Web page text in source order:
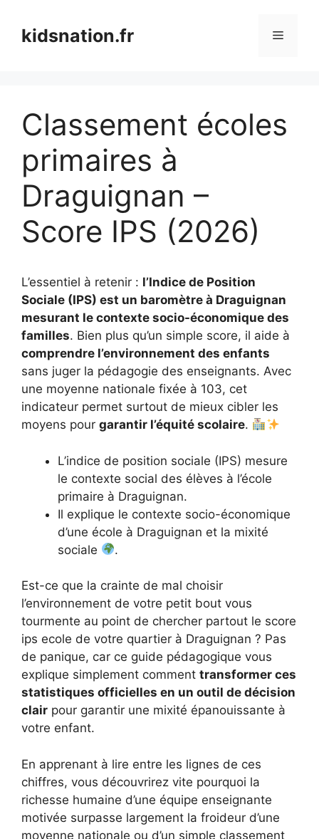
contenukidsnation.fr Menu
Classement écoles
primaires à
Draguignan –
Score IPS (2026)
L’essentiel à retenir : l’Indice de Position
Sociale (IPS) est un baromètre à Draguignan
mesurant le contexte socio-économique des
familles. Bien plus qu’un simple score, il aide à
comprendre l’environnement des enfants
sans juger la pédagogie des enseignants. Avec
une moyenne nationale fixée à 103, cet
indicateur permet surtout de mieux cibler les
moyens pour garantir l’équité scolaire.
L’indice de position sociale (IPS) mesure
le contexte social des élèves à l’école
primaire à Draguignan.
Il explique le contexte socio-économique
d’une école à Draguignan et la mixité
sociale
.
Est-ce que la crainte de mal choisir
l’environnement de votre petit bout vous
tourmente au point de chercher partout le score
ips ecole de votre quartier à Draguignan ? Pas
de panique, car ce guide pédagogique vous
explique simplement comment transformer ces
statistiques officielles en un outil de décision
clair pour garantir une mixité épanouissante à
votre enfant.
En apprenant à lire entre les lignes de ces
chiffres, vous découvrirez vite pourquoi la
richesse humaine d’une équipe enseignante
motivée surpasse largement la froideur d’une
moyenne nationale ou d’un simple classement